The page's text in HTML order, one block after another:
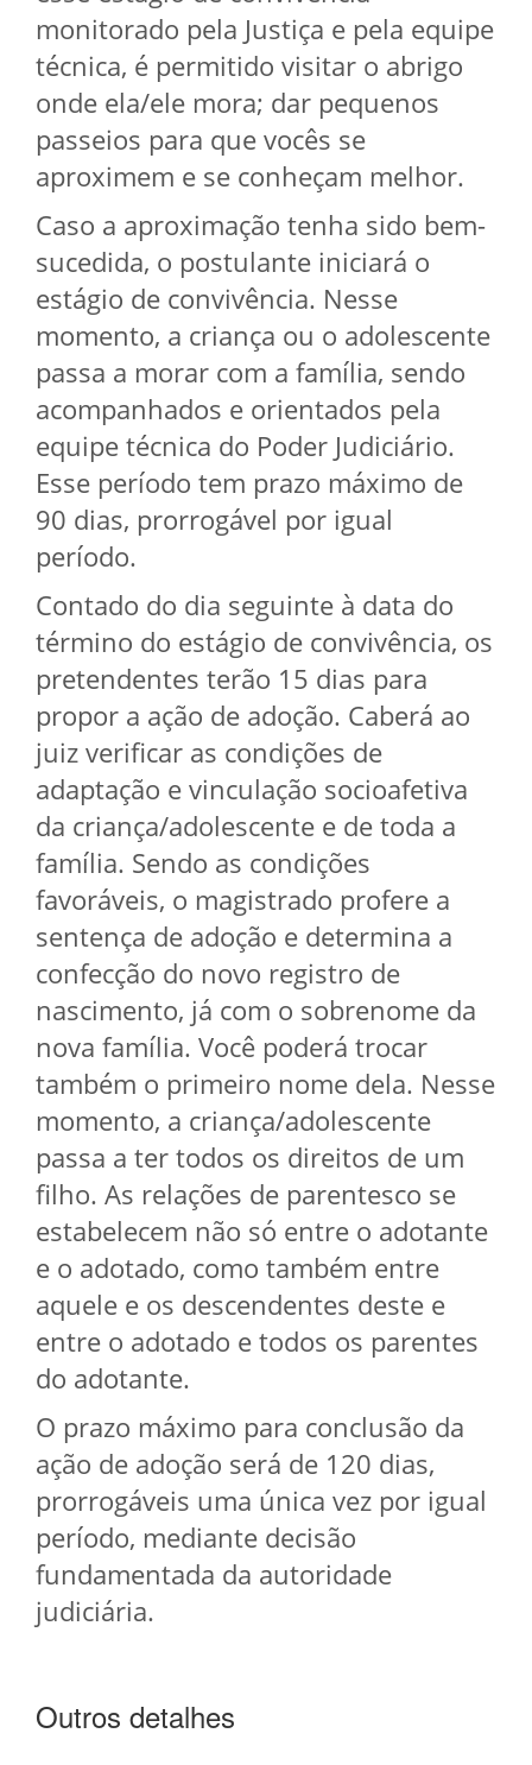
monitorado pela Justiça e pela equipe
técnica, é permitido visitar o abrigo
onde ela/ele mora; dar pequenos
passeios para que vocês se
aproximem e se conheçam melhor.
Caso a aproximação tenha sido bem-
sucedida, o postulante iniciará o
estágio de convivência. Nesse
momento, a criança ou o adolescente
passa a morar com a família, sendo
acompanhados e orientados pela
equipe técnica do Poder Judiciário.
Esse período tem prazo máximo de
90 dias, prorrogável por igual
período.
Contado do dia seguinte à data do
término do estágio de convivência, os
pretendentes terão 15 dias para
propor a ação de adoção. Caberá ao
juiz verificar as condições de
adaptação e vinculação socioafetiva
da criança/adolescente e de toda a
família. Sendo as condições
favoráveis, o magistrado profere a
sentença de adoção e determina a
confecção do novo registro de
nascimento, já com o sobrenome da
nova família. Você poderá trocar
também o primeiro nome dela. Nesse
momento, a criança/adolescente
passa a ter todos os direitos de um
filho. As relações de parentesco se
estabelecem não só entre o adotante
e o adotado, como também entre
aquele e os descendentes deste e
entre o adotado e todos os parentes
do adotante.
O prazo máximo para conclusão da
ação de adoção será de 120 dias,
prorrogáveis uma única vez por igual
período, mediante decisão
fundamentada da autoridade
judiciária.
Outros detalhes